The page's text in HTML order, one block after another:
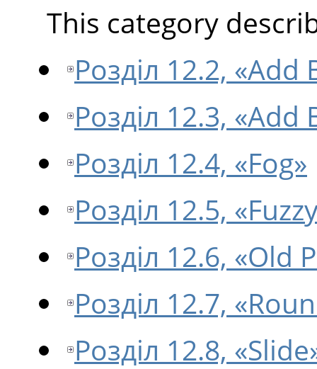
This category
Розділ 12.2, «Add
Розділ 12.3, «Add
Розділ 12.4, «Fog»
Розділ 12.5,
Розділ 12.6, «Old
Розділ 12.7,
Розділ 12.8,